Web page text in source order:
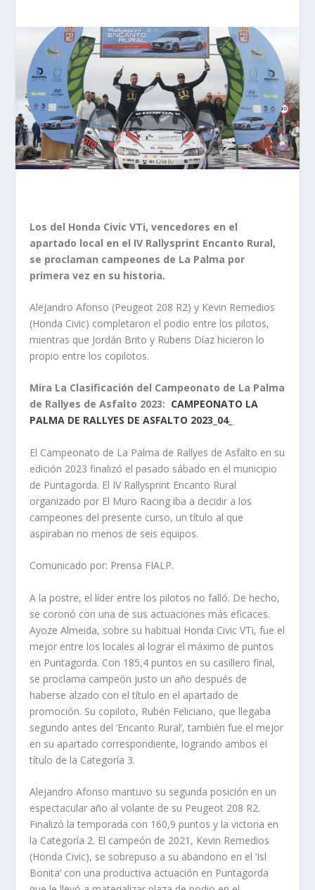
Los del Honda Civic VTi, vencedores en el
apartado local en el IV Rallysprint Encanto Rural,
se proclaman campeones de La Palma por
primera vez en su historia.
Alejandro Afonso (Peugeot 208 R2) y Kevin Remedios
(Honda Civic) completaron el podio entre los pilotos,
mientras que Jordán Brito y Rubens Díaz hicieron lo
propio entre los copilotos.
Mira La Clasificación del Campeonato de La Palma
de Rallyes de Asfalto 2023: CAMPEONATO LA
PALMA DE RALLYES DE ASFALTO 2023_04_
El Campeonato de La Palma de Rallyes de Asfalto en su
edición 2023 finalizó el pasado sábado en el municipio
de Puntagorda. El IV Rallysprint Encanto Rural
organizado por El Muro Racing iba a decidir a los
campeones del presente curso, un título al que
aspiraban no menos de seis equipos.
Comunicado por: Prensa FIALP.
A la postre, el líder entre los pilotos no falló. De hecho,
se coronó con una de sus actuaciones más eficaces.
Ayoze Almeida, sobre su habitual Honda Civic VTi, fue el
mejor entre los locales al lograr el máximo de puntos
en Puntagorda. Con 185,4 puntos en su casillero final,
se proclama campeón justo un año después de
haberse alzado con el título en el apartado de
promoción. Su copiloto, Rubén Feliciano, que llegaba
segundo antes del ‘Encanto Rural’, también fue el mejor
en su apartado correspondiente, logrando ambos el
título de la Categoría 3.
Alejandro Afonso mantuvo su segunda posición en un
espectacular año al volante de su Peugeot 208 R2.
Finalizó la temporada con 160,9 puntos y la victoria en
la Categoría 2. El campeón de 2021, Kevin Remedios
(Honda Civic), se sobrepuso a su abandono en el ‘Isl
Bonita’ con una productiva actuación en Puntagorda